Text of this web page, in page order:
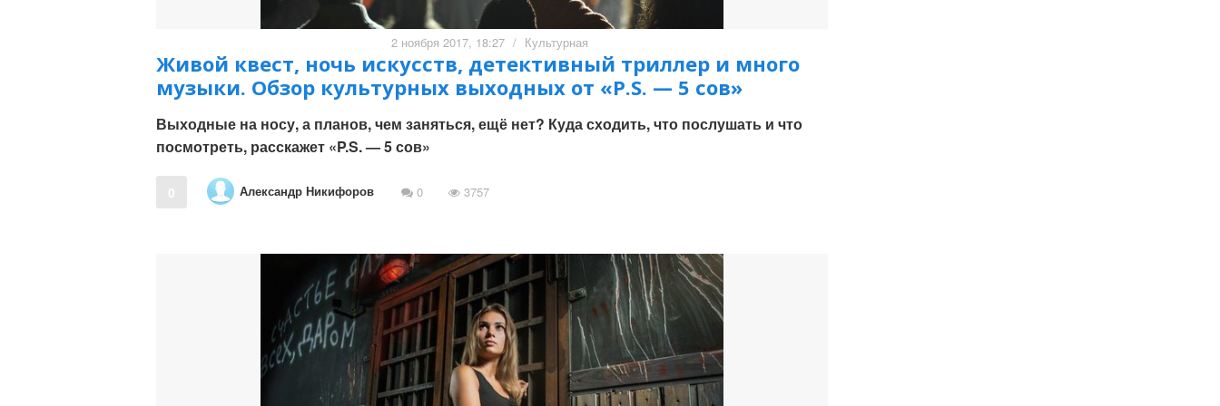
2 ноября 2017, 18:27 / Культурная
Живой квест, ночь искусств, детективный триллер и много
музыки. Обзор культурных выходных от «P.S. — 5 сов»
Выходные на носу, а планов, чем заняться, ещё нет? Куда сходить, что послушать и что
посмотреть, расскажет «P.S. — 5 сов»
0 Александр Никифоров 0 3757